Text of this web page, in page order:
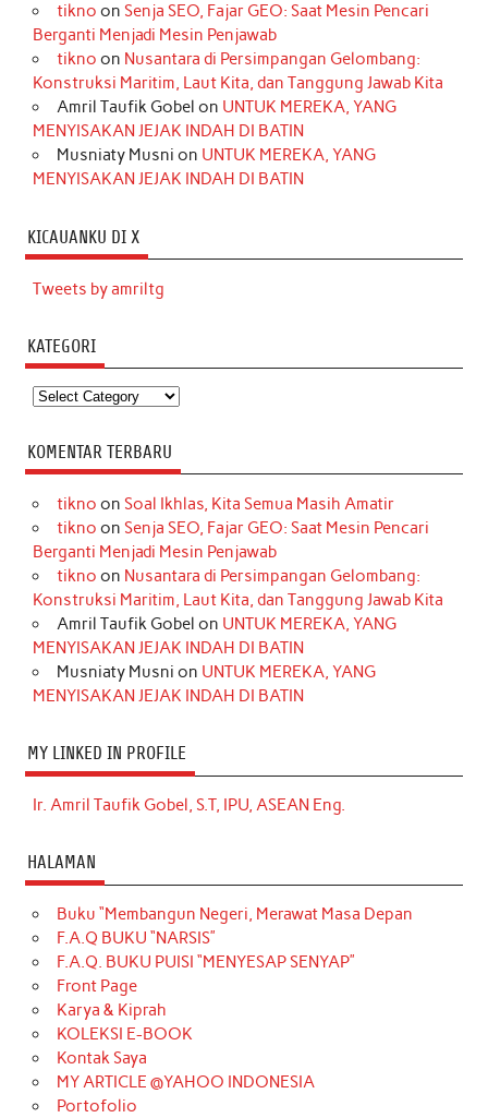
tikno on Senja SEO, Fajar GEO: Saat Mesin Pencari
Berganti Menjadi Mesin Penjawab
tikno on Nusantara di Persimpangan Gelombang:
Konstruksi Maritim, Laut Kita, dan Tanggung Jawab Kita
Amril Taufik Gobel on UNTUK MEREKA, YANG
MENYISAKAN JEJAK INDAH DI BATIN
Musniaty Musni on UNTUK MEREKA, YANG
MENYISAKAN JEJAK INDAH DI BATIN
KICAUANKU DI X
Tweets by amriltg
KATEGORI
Kategori
KOMENTAR TERBARU
tikno on Soal Ikhlas, Kita Semua Masih Amatir
tikno on Senja SEO, Fajar GEO: Saat Mesin Pencari
Berganti Menjadi Mesin Penjawab
tikno on Nusantara di Persimpangan Gelombang:
Konstruksi Maritim, Laut Kita, dan Tanggung Jawab Kita
Amril Taufik Gobel on UNTUK MEREKA, YANG
MENYISAKAN JEJAK INDAH DI BATIN
Musniaty Musni on UNTUK MEREKA, YANG
MENYISAKAN JEJAK INDAH DI BATIN
MY LINKED IN PROFILE
Ir. Amril Taufik Gobel, S.T, IPU, ASEAN Eng.
HALAMAN
Buku “Membangun Negeri, Merawat Masa Depan
F.A.Q BUKU “NARSIS”
F.A.Q. BUKU PUISI “MENYESAP SENYAP”
Front Page
Karya & Kiprah
KOLEKSI E-BOOK
Kontak Saya
MY ARTICLE @YAHOO INDONESIA
Portofolio